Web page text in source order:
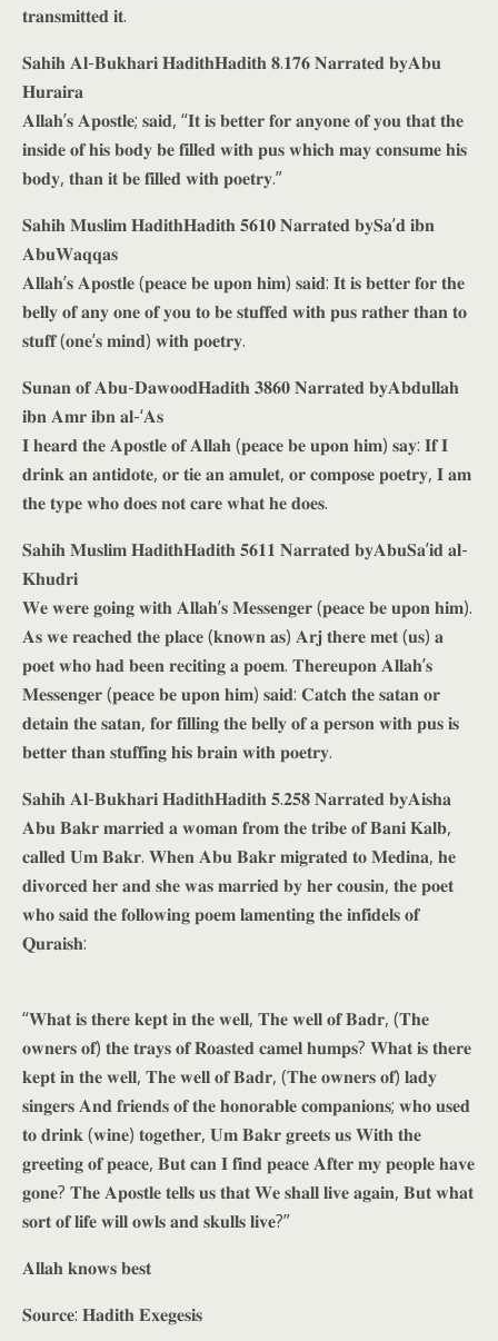
𝐭𝐫𝐚𝐧𝐬𝐦𝐢𝐭𝐭𝐞𝐝 𝐢𝐭.
𝐒𝐚𝐡𝐢𝐡 𝐀𝐥-𝐁𝐮𝐤𝐡𝐚𝐫𝐢 𝐇𝐚𝐝𝐢𝐭𝐡𝐇𝐚𝐝𝐢𝐭𝐡 𝟖.𝟏𝟕𝟔 𝐍𝐚𝐫𝐫𝐚𝐭𝐞𝐝 𝐛𝐲𝐀𝐛𝐮
𝐇𝐮𝐫𝐚𝐢𝐫𝐚
𝐀𝐥𝐥𝐚𝐡’𝐬 𝐀𝐩𝐨𝐬𝐭𝐥𝐞; 𝐬𝐚𝐢𝐝, “𝐈𝐭 𝐢𝐬 𝐛𝐞𝐭𝐭𝐞𝐫 𝐟𝐨𝐫 𝐚𝐧𝐲𝐨𝐧𝐞 𝐨𝐟 𝐲𝐨𝐮 𝐭𝐡𝐚𝐭 𝐭𝐡𝐞
𝐢𝐧𝐬𝐢𝐝𝐞 𝐨𝐟 𝐡𝐢𝐬 𝐛𝐨𝐝𝐲 𝐛𝐞 𝐟𝐢𝐥𝐥𝐞𝐝 𝐰𝐢𝐭𝐡 𝐩𝐮𝐬 𝐰𝐡𝐢𝐜𝐡 𝐦𝐚𝐲 𝐜𝐨𝐧𝐬𝐮𝐦𝐞 𝐡𝐢𝐬
𝐛𝐨𝐝𝐲, 𝐭𝐡𝐚𝐧 𝐢𝐭 𝐛𝐞 𝐟𝐢𝐥𝐥𝐞𝐝 𝐰𝐢𝐭𝐡 𝐩𝐨𝐞𝐭𝐫𝐲.”
𝐒𝐚𝐡𝐢𝐡 𝐌𝐮𝐬𝐥𝐢𝐦 𝐇𝐚𝐝𝐢𝐭𝐡𝐇𝐚𝐝𝐢𝐭𝐡 𝟓𝟔𝟏𝟎 𝐍𝐚𝐫𝐫𝐚𝐭𝐞𝐝 𝐛𝐲𝐒𝐚’𝐝 𝐢𝐛𝐧
𝐀𝐛𝐮𝐖𝐚𝐪𝐪𝐚𝐬
𝐀𝐥𝐥𝐚𝐡’𝐬 𝐀𝐩𝐨𝐬𝐭𝐥𝐞 (𝐩𝐞𝐚𝐜𝐞 𝐛𝐞 𝐮𝐩𝐨𝐧 𝐡𝐢𝐦) 𝐬𝐚𝐢𝐝: 𝐈𝐭 𝐢𝐬 𝐛𝐞𝐭𝐭𝐞𝐫 𝐟𝐨𝐫 𝐭𝐡𝐞
𝐛𝐞𝐥𝐥𝐲 𝐨𝐟 𝐚𝐧𝐲 𝐨𝐧𝐞 𝐨𝐟 𝐲𝐨𝐮 𝐭𝐨 𝐛𝐞 𝐬𝐭𝐮𝐟𝐟𝐞𝐝 𝐰𝐢𝐭𝐡 𝐩𝐮𝐬 𝐫𝐚𝐭𝐡𝐞𝐫 𝐭𝐡𝐚𝐧 𝐭𝐨
𝐬𝐭𝐮𝐟𝐟 (𝐨𝐧𝐞’𝐬 𝐦𝐢𝐧𝐝) 𝐰𝐢𝐭𝐡 𝐩𝐨𝐞𝐭𝐫𝐲.
𝐒𝐮𝐧𝐚𝐧 𝐨𝐟 𝐀𝐛𝐮-𝐃𝐚𝐰𝐨𝐨𝐝𝐇𝐚𝐝𝐢𝐭𝐡 𝟑𝟖𝟔𝟎 𝐍𝐚𝐫𝐫𝐚𝐭𝐞𝐝 𝐛𝐲𝐀𝐛𝐝𝐮𝐥𝐥𝐚𝐡
𝐢𝐛𝐧 𝐀𝐦𝐫 𝐢𝐛𝐧 𝐚𝐥-‘𝐀𝐬
𝐈 𝐡𝐞𝐚𝐫𝐝 𝐭𝐡𝐞 𝐀𝐩𝐨𝐬𝐭𝐥𝐞 𝐨𝐟 𝐀𝐥𝐥𝐚𝐡 (𝐩𝐞𝐚𝐜𝐞 𝐛𝐞 𝐮𝐩𝐨𝐧 𝐡𝐢𝐦) 𝐬𝐚𝐲: 𝐈𝐟 𝐈
𝐝𝐫𝐢𝐧𝐤 𝐚𝐧 𝐚𝐧𝐭𝐢𝐝𝐨𝐭𝐞, 𝐨𝐫 𝐭𝐢𝐞 𝐚𝐧 𝐚𝐦𝐮𝐥𝐞𝐭, 𝐨𝐫 𝐜𝐨𝐦𝐩𝐨𝐬𝐞 𝐩𝐨𝐞𝐭𝐫𝐲, 𝐈 𝐚𝐦
𝐭𝐡𝐞 𝐭𝐲𝐩𝐞 𝐰𝐡𝐨 𝐝𝐨𝐞𝐬 𝐧𝐨𝐭 𝐜𝐚𝐫𝐞 𝐰𝐡𝐚𝐭 𝐡𝐞 𝐝𝐨𝐞𝐬.
𝐒𝐚𝐡𝐢𝐡 𝐌𝐮𝐬𝐥𝐢𝐦 𝐇𝐚𝐝𝐢𝐭𝐡𝐇𝐚𝐝𝐢𝐭𝐡 𝟓𝟔𝟏𝟏 𝐍𝐚𝐫𝐫𝐚𝐭𝐞𝐝 𝐛𝐲𝐀𝐛𝐮𝐒𝐚’𝐢𝐝 𝐚𝐥-
𝐊𝐡𝐮𝐝𝐫𝐢
𝐖𝐞 𝐰𝐞𝐫𝐞 𝐠𝐨𝐢𝐧𝐠 𝐰𝐢𝐭𝐡 𝐀𝐥𝐥𝐚𝐡’𝐬 𝐌𝐞𝐬𝐬𝐞𝐧𝐠𝐞𝐫 (𝐩𝐞𝐚𝐜𝐞 𝐛𝐞 𝐮𝐩𝐨𝐧 𝐡𝐢𝐦).
𝐀𝐬 𝐰𝐞 𝐫𝐞𝐚𝐜𝐡𝐞𝐝 𝐭𝐡𝐞 𝐩𝐥𝐚𝐜𝐞 (𝐤𝐧𝐨𝐰𝐧 𝐚𝐬) 𝐀𝐫𝐣 𝐭𝐡𝐞𝐫𝐞 𝐦𝐞𝐭 (𝐮𝐬) 𝐚
𝐩𝐨𝐞𝐭 𝐰𝐡𝐨 𝐡𝐚𝐝 𝐛𝐞𝐞𝐧 𝐫𝐞𝐜𝐢𝐭𝐢𝐧𝐠 𝐚 𝐩𝐨𝐞𝐦. 𝐓𝐡𝐞𝐫𝐞𝐮𝐩𝐨𝐧 𝐀𝐥𝐥𝐚𝐡’𝐬
𝐌𝐞𝐬𝐬𝐞𝐧𝐠𝐞𝐫 (𝐩𝐞𝐚𝐜𝐞 𝐛𝐞 𝐮𝐩𝐨𝐧 𝐡𝐢𝐦) 𝐬𝐚𝐢𝐝: 𝐂𝐚𝐭𝐜𝐡 𝐭𝐡𝐞 𝐬𝐚𝐭𝐚𝐧 𝐨𝐫
𝐝𝐞𝐭𝐚𝐢𝐧 𝐭𝐡𝐞 𝐬𝐚𝐭𝐚𝐧, 𝐟𝐨𝐫 𝐟𝐢𝐥𝐥𝐢𝐧𝐠 𝐭𝐡𝐞 𝐛𝐞𝐥𝐥𝐲 𝐨𝐟 𝐚 𝐩𝐞𝐫𝐬𝐨𝐧 𝐰𝐢𝐭𝐡 𝐩𝐮𝐬 𝐢𝐬
𝐛𝐞𝐭𝐭𝐞𝐫 𝐭𝐡𝐚𝐧 𝐬𝐭𝐮𝐟𝐟𝐢𝐧𝐠 𝐡𝐢𝐬 𝐛𝐫𝐚𝐢𝐧 𝐰𝐢𝐭𝐡 𝐩𝐨𝐞𝐭𝐫𝐲.
𝐒𝐚𝐡𝐢𝐡 𝐀𝐥-𝐁𝐮𝐤𝐡𝐚𝐫𝐢 𝐇𝐚𝐝𝐢𝐭𝐡𝐇𝐚𝐝𝐢𝐭𝐡 𝟓.𝟐𝟓𝟖 𝐍𝐚𝐫𝐫𝐚𝐭𝐞𝐝 𝐛𝐲𝐀𝐢𝐬𝐡𝐚
𝐀𝐛𝐮 𝐁𝐚𝐤𝐫 𝐦𝐚𝐫𝐫𝐢𝐞𝐝 𝐚 𝐰𝐨𝐦𝐚𝐧 𝐟𝐫𝐨𝐦 𝐭𝐡𝐞 𝐭𝐫𝐢𝐛𝐞 𝐨𝐟 𝐁𝐚𝐧𝐢 𝐊𝐚𝐥𝐛,
𝐜𝐚𝐥𝐥𝐞𝐝 𝐔𝐦 𝐁𝐚𝐤𝐫. 𝐖𝐡𝐞𝐧 𝐀𝐛𝐮 𝐁𝐚𝐤𝐫 𝐦𝐢𝐠𝐫𝐚𝐭𝐞𝐝 𝐭𝐨 𝐌𝐞𝐝𝐢𝐧𝐚, 𝐡𝐞
𝐝𝐢𝐯𝐨𝐫𝐜𝐞𝐝 𝐡𝐞𝐫 𝐚𝐧𝐝 𝐬𝐡𝐞 𝐰𝐚𝐬 𝐦𝐚𝐫𝐫𝐢𝐞𝐝 𝐛𝐲 𝐡𝐞𝐫 𝐜𝐨𝐮𝐬𝐢𝐧, 𝐭𝐡𝐞 𝐩𝐨𝐞𝐭
𝐰𝐡𝐨 𝐬𝐚𝐢𝐝 𝐭𝐡𝐞 𝐟𝐨𝐥𝐥𝐨𝐰𝐢𝐧𝐠 𝐩𝐨𝐞𝐦 𝐥𝐚𝐦𝐞𝐧𝐭𝐢𝐧𝐠 𝐭𝐡𝐞 𝐢𝐧𝐟𝐢𝐝𝐞𝐥𝐬 𝐨𝐟
𝐐𝐮𝐫𝐚𝐢𝐬𝐡:
“𝐖𝐡𝐚𝐭 𝐢𝐬 𝐭𝐡𝐞𝐫𝐞 𝐤𝐞𝐩𝐭 𝐢𝐧 𝐭𝐡𝐞 𝐰𝐞𝐥𝐥, 𝐓𝐡𝐞 𝐰𝐞𝐥𝐥 𝐨𝐟 𝐁𝐚𝐝𝐫, (𝐓𝐡𝐞
𝐨𝐰𝐧𝐞𝐫𝐬 𝐨𝐟) 𝐭𝐡𝐞 𝐭𝐫𝐚𝐲𝐬 𝐨𝐟 𝐑𝐨𝐚𝐬𝐭𝐞𝐝 𝐜𝐚𝐦𝐞𝐥 𝐡𝐮𝐦𝐩𝐬? 𝐖𝐡𝐚𝐭 𝐢𝐬 𝐭𝐡𝐞𝐫𝐞
𝐤𝐞𝐩𝐭 𝐢𝐧 𝐭𝐡𝐞 𝐰𝐞𝐥𝐥, 𝐓𝐡𝐞 𝐰𝐞𝐥𝐥 𝐨𝐟 𝐁𝐚𝐝𝐫, (𝐓𝐡𝐞 𝐨𝐰𝐧𝐞𝐫𝐬 𝐨𝐟) 𝐥𝐚𝐝𝐲
𝐬𝐢𝐧𝐠𝐞𝐫𝐬 𝐀𝐧𝐝 𝐟𝐫𝐢𝐞𝐧𝐝𝐬 𝐨𝐟 𝐭𝐡𝐞 𝐡𝐨𝐧𝐨𝐫𝐚𝐛𝐥𝐞 𝐜𝐨𝐦𝐩𝐚𝐧𝐢𝐨𝐧𝐬; 𝐰𝐡𝐨 𝐮𝐬𝐞𝐝
𝐭𝐨 𝐝𝐫𝐢𝐧𝐤 (𝐰𝐢𝐧𝐞) 𝐭𝐨𝐠𝐞𝐭𝐡𝐞𝐫, 𝐔𝐦 𝐁𝐚𝐤𝐫 𝐠𝐫𝐞𝐞𝐭𝐬 𝐮𝐬 𝐖𝐢𝐭𝐡 𝐭𝐡𝐞
𝐠𝐫𝐞𝐞𝐭𝐢𝐧𝐠 𝐨𝐟 𝐩𝐞𝐚𝐜𝐞, 𝐁𝐮𝐭 𝐜𝐚𝐧 𝐈 𝐟𝐢𝐧𝐝 𝐩𝐞𝐚𝐜𝐞 𝐀𝐟𝐭𝐞𝐫 𝐦𝐲 𝐩𝐞𝐨𝐩𝐥𝐞 𝐡𝐚𝐯𝐞
𝐠𝐨𝐧𝐞? 𝐓𝐡𝐞 𝐀𝐩𝐨𝐬𝐭𝐥𝐞 𝐭𝐞𝐥𝐥𝐬 𝐮𝐬 𝐭𝐡𝐚𝐭 𝐖𝐞 𝐬𝐡𝐚𝐥𝐥 𝐥𝐢𝐯𝐞 𝐚𝐠𝐚𝐢𝐧, 𝐁𝐮𝐭 𝐰𝐡𝐚𝐭
𝐬𝐨𝐫𝐭 𝐨𝐟 𝐥𝐢𝐟𝐞 𝐰𝐢𝐥𝐥 𝐨𝐰𝐥𝐬 𝐚𝐧𝐝 𝐬𝐤𝐮𝐥𝐥𝐬 𝐥𝐢𝐯𝐞?”
𝐀𝐥𝐥𝐚𝐡 𝐤𝐧𝐨𝐰𝐬 𝐛𝐞𝐬𝐭
𝐒𝐨𝐮𝐫𝐜𝐞: 𝐇𝐚𝐝𝐢𝐭𝐡 𝐄𝐱𝐞𝐠𝐞𝐬𝐢𝐬